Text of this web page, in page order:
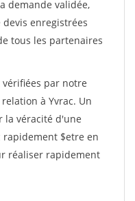
demande validée,
enregistrées
tous les partenaires
par notre
à Yvrac. Un
la véracité d'une
rapidement $etre en
réaliser rapidement